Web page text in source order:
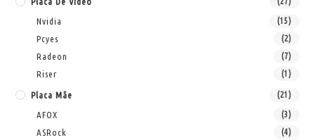
Nvidia (15)
Pcyes (2)
Radeon (7)
Riser (1)
Placa Mãe (21)
AFOX (3)
ASRock (4)